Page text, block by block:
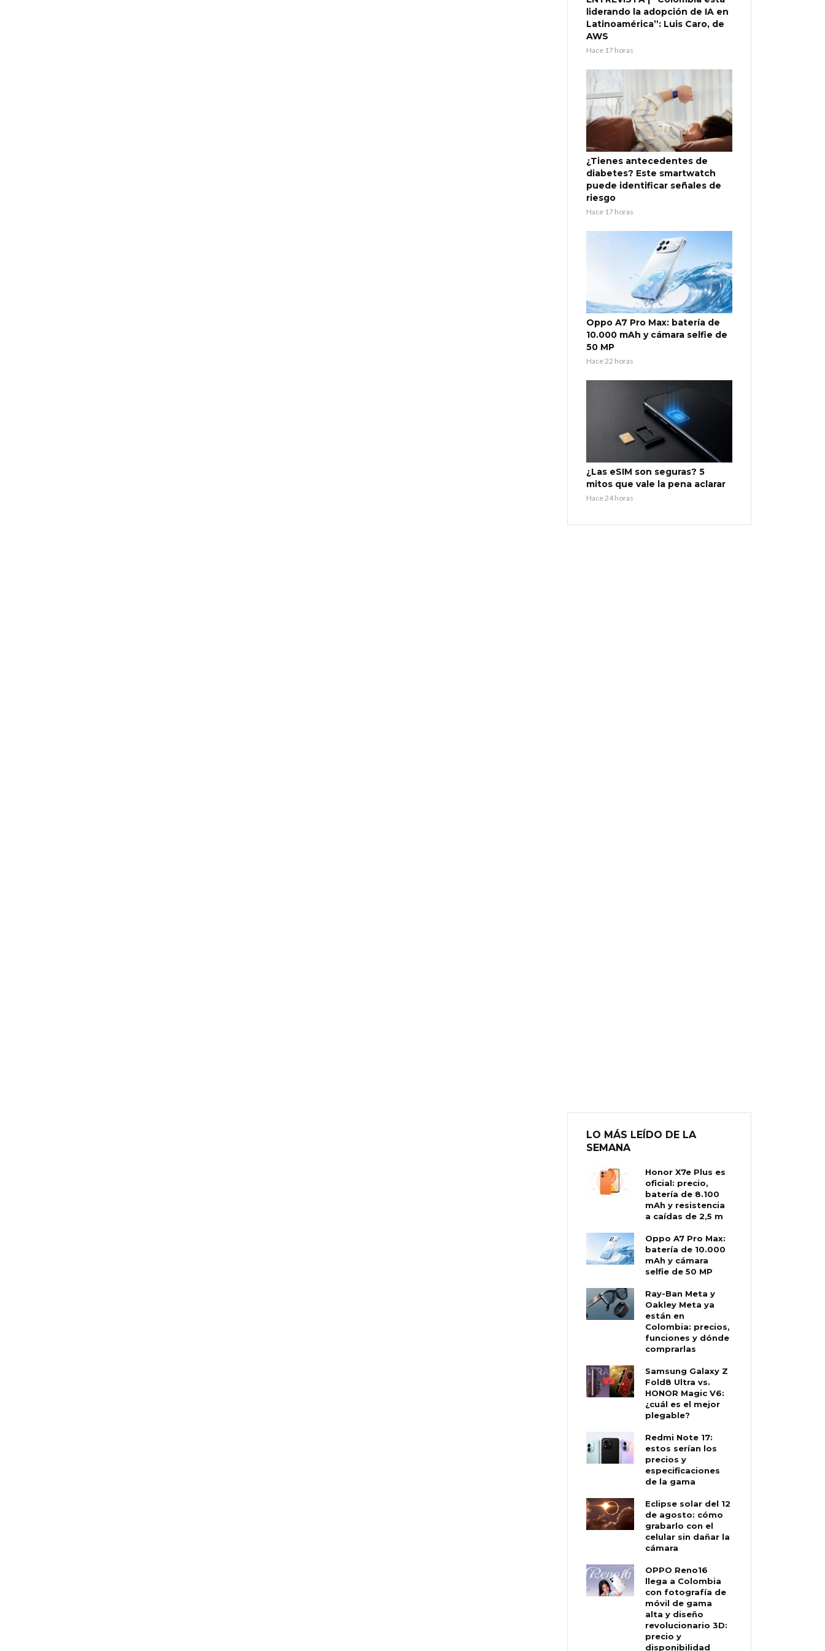
liderando la adopción de IA en
Latinoamérica”: Luis Caro, de
AWS
Hace 17 horas
¿Tienes antecedentes de
diabetes? Este smartwatch
puede identificar señales de
riesgo
Hace 17 horas
Oppo A7 Pro Max: batería de
10.000 mAh y cámara selfie de
50 MP
Hace 22 horas
¿Las eSIM son seguras? 5
mitos que vale la pena aclarar
Hace 24 horas
LO MÁS LEÍDO DE LA
SEMANA
Honor X7e Plus es
oficial: precio,
batería de 8.100
mAh y resistencia
a caídas de 2,5 m
Oppo A7 Pro Max:
batería de 10.000
mAh y cámara
selfie de 50 MP
Ray-Ban Meta y
Oakley Meta ya
están en
Colombia: precios,
funciones y dónde
comprarlas
Samsung Galaxy Z
Fold8 Ultra vs.
HONOR Magic V6:
¿cuál es el mejor
plegable?
Redmi Note 17:
estos serían los
precios y
especificaciones
de la gama
Eclipse solar del 12
de agosto: cómo
grabarlo con el
celular sin dañar la
cámara
OPPO Reno16
llega a Colombia
con fotografía de
móvil de gama
alta y diseño
revolucionario 3D:
precio y
disponibilidad